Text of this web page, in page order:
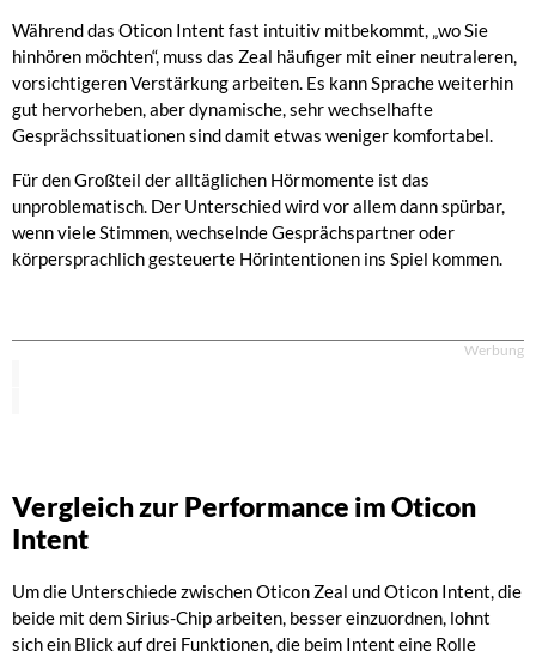
Während das Oticon Intent fast intuitiv mitbekommt, „wo Sie
hinhören möchten“, muss das Zeal häufiger mit einer neutraleren,
vorsichtigeren Verstärkung arbeiten. Es kann Sprache weiterhin
gut hervorheben, aber dynamische, sehr wechselhafte
Gesprächssituationen sind damit etwas weniger komfortabel.
Für den Großteil der alltäglichen Hörmomente ist das
unproblematisch. Der Unterschied wird vor allem dann spürbar,
wenn viele Stimmen, wechselnde Gesprächspartner oder
körpersprachlich gesteuerte Hörintentionen ins Spiel kommen.
Werbung
Vergleich zur Performance im Oticon
Intent
Um die Unterschiede zwischen Oticon Zeal und Oticon Intent, die
beide mit dem Sirius-Chip arbeiten, besser einzuordnen, lohnt
sich ein Blick auf drei Funktionen, die beim Intent eine Rolle